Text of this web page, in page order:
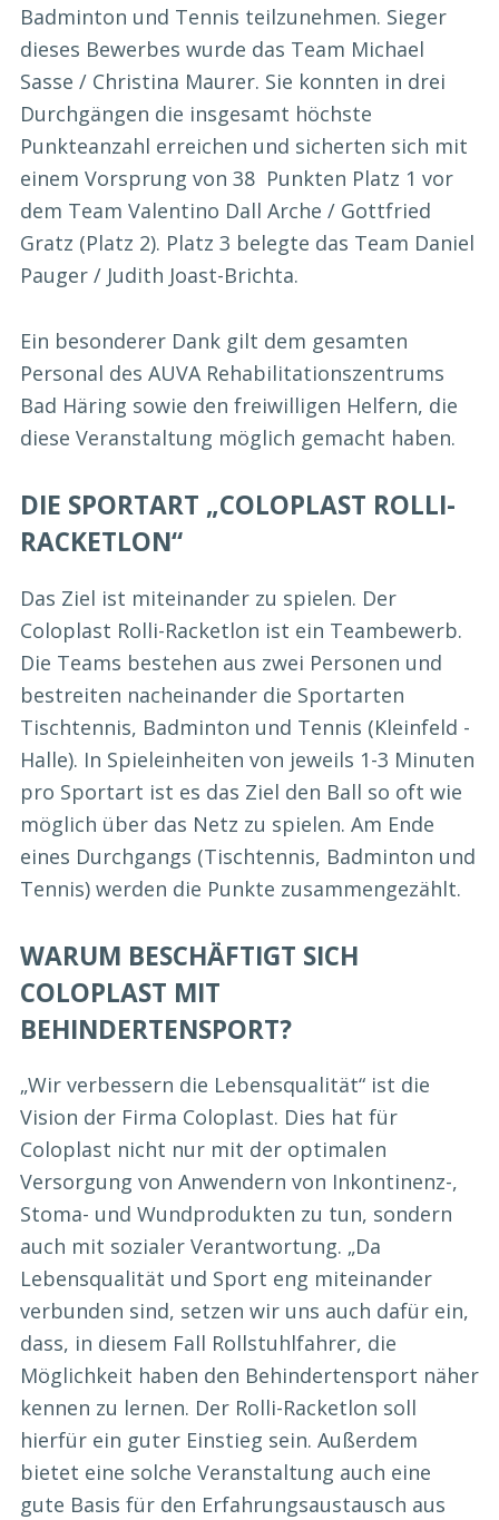
Badminton und Tennis teilzunehmen. Sieger
dieses Bewerbes wurde das Team Michael
Sasse / Christina Maurer. Sie konnten in drei
Durchgängen die insgesamt höchste
Punkteanzahl erreichen und sicherten sich mit
einem Vorsprung von 38 Punkten Platz 1 vor
dem Team Valentino Dall Arche / Gottfried
Gratz (Platz 2). Platz 3 belegte das Team Daniel
Pauger / Judith Joast-Brichta.
Ein besonderer Dank gilt dem gesamten
Personal des AUVA Rehabilitationszentrums
Bad Häring sowie den freiwilligen Helfern, die
diese Veranstaltung möglich gemacht haben.
DIE SPORTART „COLOPLAST ROLLI-
RACKETLON“
Das Ziel ist miteinander zu spielen. Der
Coloplast Rolli-Racketlon ist ein Teambewerb.
Die Teams bestehen aus zwei Personen und
bestreiten nacheinander die Sportarten
Tischtennis, Badminton und Tennis (Kleinfeld -
Halle). In Spieleinheiten von jeweils 1-3 Minuten
pro Sportart ist es das Ziel den Ball so oft wie
möglich über das Netz zu spielen. Am Ende
eines Durchgangs (Tischtennis, Badminton und
Tennis) werden die Punkte zusammengezählt.
WARUM BESCHÄFTIGT SICH
COLOPLAST MIT
BEHINDERTENSPORT?
„Wir verbessern die Lebensqualität“ ist die
Vision der Firma Coloplast. Dies hat für
Coloplast nicht nur mit der optimalen
Versorgung von Anwendern von Inkontinenz-,
Stoma- und Wundprodukten zu tun, sondern
auch mit sozialer Verantwortung. „Da
Lebensqualität und Sport eng miteinander
verbunden sind, setzen wir uns auch dafür ein,
dass, in diesem Fall Rollstuhlfahrer, die
Möglichkeit haben den Behindertensport näher
kennen zu lernen. Der Rolli-Racketlon soll
hierfür ein guter Einstieg sein. Außerdem
bietet eine solche Veranstaltung auch eine
gute Basis für den Erfahrungsaustausch aus